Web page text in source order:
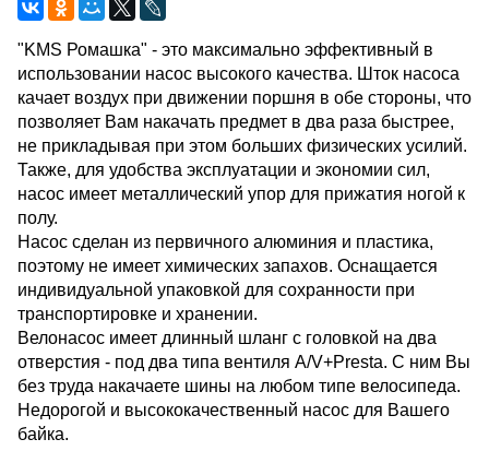
"KMS Ромашка" - это максимально эффективный в
использовании насос высокого качества. Шток насоса
качает воздух при движении поршня в обе стороны, что
позволяет Вам накачать предмет в два раза быстрее,
не прикладывая при этом больших физических усилий.
Также, для удобства эксплуатации и экономии сил,
насос имеет металлический упор для прижатия ногой к
полу.
Насос сделан из первичного алюминия и пластика,
поэтому не имеет химических запахов. Оснащается
индивидуальной упаковкой для сохранности при
транспортировке и хранении.
Велонасос имеет длинный шланг с головкой на два
отверстия - под два типа вентиля A/V+Presta. С ним Вы
без труда накачаете шины на любом типе велосипеда.
Недорогой и высококачественный насос для Вашего
байка.